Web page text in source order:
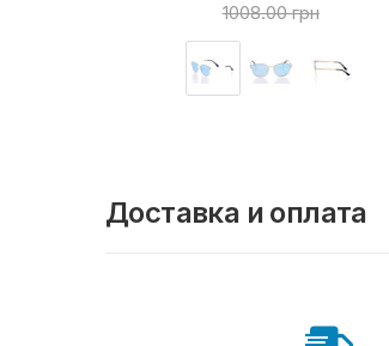
1008.00 грн
Доставка и оплата